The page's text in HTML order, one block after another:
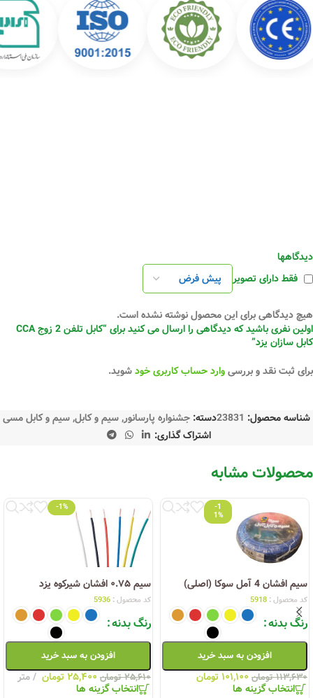
دیدگاهها
فقط دارای تصویر
هیچ دیدگاهی برای این محصول نوشته نشده است.
اولین نفری باشید که دیدگاهی را ارسال می کنید برای “کابل تلفن 2 زوج CCA
کابل سازان یزد”
برای ثبت نقد و بررسیوارد حساب کاربری خودشوید.
شناسه محصول: 23831دسته: جشنواره پارسانور,سیم و کابل,سیم و کابل مسی
اشتراک گذاری:
محصولات مشابه
-1
1%
سیم افشان 4 آمل سوکا (اصلی)
کد محصول : 5918
رنگ بدنه
افزودن به سبد خرید
۱۱۳,۶۳۰ تومان ۱۰۱,۱۰۰ تومان
انتخاب گزینه ها
-1%
سیم ۰.۷۵ افشان شیرکوه یزد
کد محصول : 5936
رنگ بدنه
افزودن به سبد خرید
۲۵,۶۱۰ تومان ۲۵,۴۰۰ تومان متر
انتخاب گزینه ها